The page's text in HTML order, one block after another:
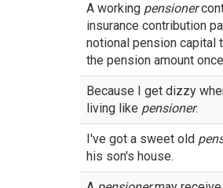
A working pensioner
insurance contribution
notional pension capital
the pension amount
Because I get dizzy
living like pensioner.
I've got a sweet old
his son's house.